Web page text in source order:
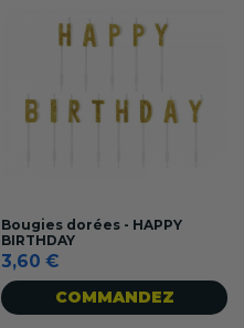
Bougies dorées - HAPPY
BIRTHDAY
3,60 €
COMMANDEZ